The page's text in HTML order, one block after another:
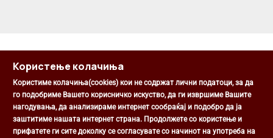
Општина Центар
Михаил Цоков бр. 1, Скопје
Користење колачиња
Користиме колачиња(cookies) кои не содржат лични податоци, за да
го подобриме Вашето корисничко искуство, да ги извршиме Вашите
нагодувања, да анализираме интернет сообраќај и подобро да ја
заштитиме нашата интернет страна. Продолжете со користење и
прифатете ги сите доколку се согласувате со начинот на употреба на